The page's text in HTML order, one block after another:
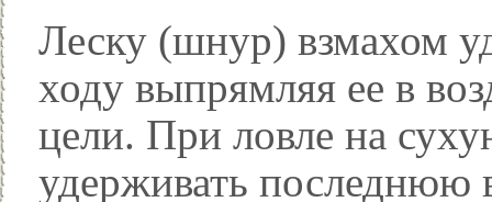
Леску (шнур) взмахом
ходу выпрямляя ее в
цели. При ловле на
удерживать последнюю